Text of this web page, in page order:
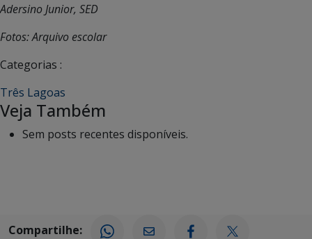
Adersino Junior, SED
Fotos: Arquivo escolar
Categorias :
Três Lagoas
Veja Também
Sem posts recentes disponíveis.
Compartilhe: